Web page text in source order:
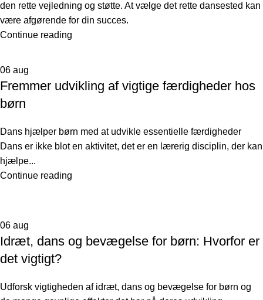
den rette vejledning og støtte. At vælge det rette dansested kan
være afgørende for din succes.
Continue reading
06 aug
Fremmer udvikling af vigtige færdigheder hos
børn
Dans hjælper børn med at udvikle essentielle færdigheder
Dans er ikke blot en aktivitet, det er en lærerig disciplin, der kan
hjælpe...
Continue reading
06 aug
Idræt, dans og bevægelse for børn: Hvorfor er
det vigtigt?
Udforsk vigtigheden af idræt, dans og bevægelse for børn og